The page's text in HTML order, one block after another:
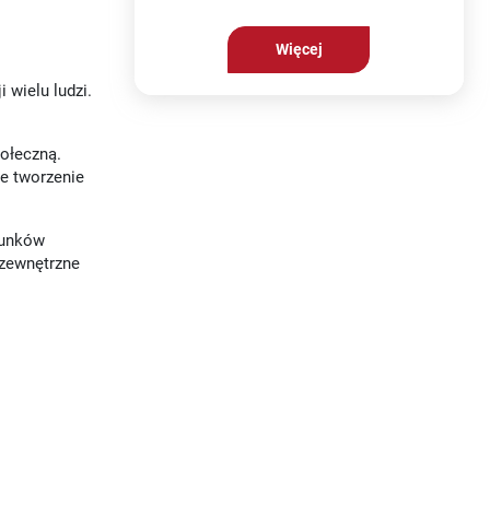
wielu ludzi.
tworzenie
Więcej